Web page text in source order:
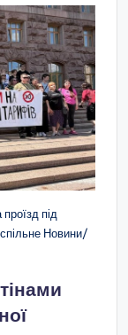
під
Новини/